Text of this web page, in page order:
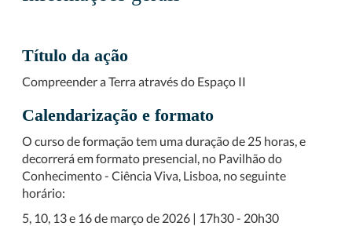
Título da ação
Compreender a Terra através do Espaço II
Calendarização e formato
O curso de formação tem uma duração de 25 horas, e
decorrerá em formato presencial, no Pavilhão do
Conhecimento - Ciência Viva, Lisboa, no seguinte
horário:
5, 10, 13 e 16 de março de 2026 | 17h30 - 20h30